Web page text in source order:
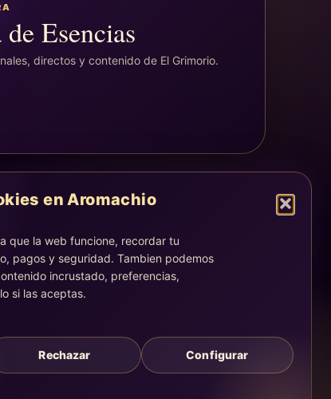
en Aromachio
que la web funcione, recordar tu
pagos y seguridad. Tambien podemos
incrustado, preferencias,
si las aceptas.
Rechazar Configurar
Esencias
directos y contenido de El Grimorio.
dirección y correos quedan centralizados en la
legal, psicológico o profesional.